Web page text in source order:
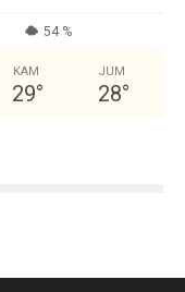
54 %
KAM
29°
JUM
28°